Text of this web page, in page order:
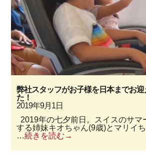
弊社スタッフがお子様を日本までお
た！
2019年9月1日
2019年の七夕前日。スイスのサマ
する姉妹キオちゃん(9歳)とマリイ
…続きを読む